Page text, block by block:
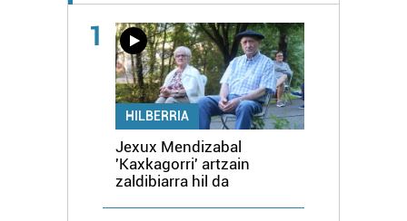
1
HILBERRIA
Jexux Mendizabal
'Kaxkagorri' artzain
zaldibiarra hil da